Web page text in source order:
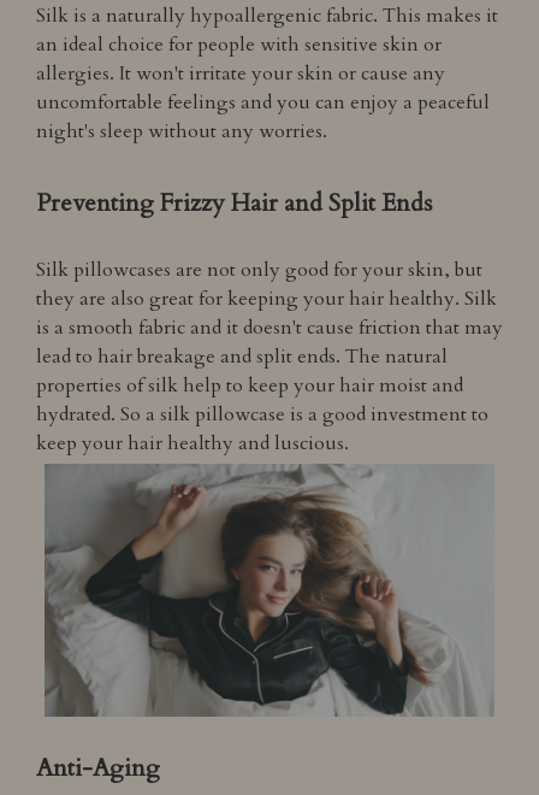
Silk is a naturally hypoallergenic fabric. This makes it
an ideal choice for people with sensitive skin or
allergies. It won't irritate your skin or cause any
uncomfortable feelings and you can enjoy a peaceful
night's sleep without any worries.
Preventing Frizzy Hair and Split Ends
Silk pillowcases are not only good for your skin, but
they are also great for keeping your hair healthy. Silk
is a smooth fabric and it doesn't cause friction that may
lead to hair breakage and split ends. The natural
properties of silk help to keep your hair moist and
hydrated. So a silk pillowcase is a good investment to
keep your hair healthy and luscious.
Anti-Aging